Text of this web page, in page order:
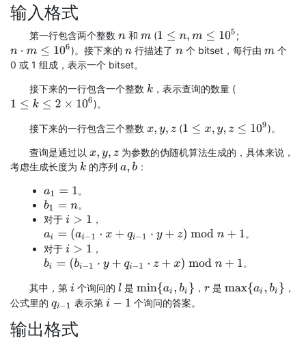
输入格式
第一行包含两个整数 n和 m (1 ≤n, m≤ 10 5
;
n⋅ m ≤106 )。接下来的 n 行描述了n个 bitset，每行由 m 个
0 或 1 组成，表示一个 bitset。
接下来的一行包含一个整数 k ，表示查询的数量 (
1 ≤k≤ 2×10 6 )。
接下来的一行包含三个整数 x,y,z (1 ≤x, y,z ≤109 )。
查询是通过以 x,y,z
为参数的伪随机算法生成的，具体来说，
考虑生成长度为 k 的序列a,b ：
a1 1
。
b1 =n
。
对于 i> 1
，
ai= (ai −1⋅x +q i −1 y+ z) mod n+1
。
对于 i> 1
，
bi =(b −1⋅ + q − 1⋅z +x modn+1 。
其中，第 i 个询问的l 是min{ai,bi} ， r是 max{ai,b i}
，
公式里的 qi−1 表示第i−1 个询问的答案。
输出格式